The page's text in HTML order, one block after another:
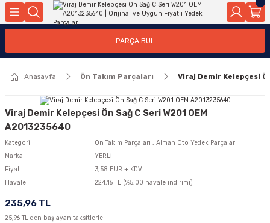
Geri Dön
Geri Dön
Geri Dön
Yakıt Pompası, Yakıt Hatları
Motor Elektrik
Ateşleme Buji Bobin Buji Kablosu
Geri Dön
Geri Dön
Geri Dön
Kollar
Geri Dön
Geri Dön
Ön Arka
Geri Dön
PARÇA BUL
Anasayfa Ön Takım Parçaları Viraj Demir Kelepçesi
Viraj Demir Kelepçesi Ön Sağ C Seri W201 OEM
A2013235640
Kategori Ön Takım Parçaları , Alman Oto Yedek Parçaları
Marka
YERLİ
Fiyat
3,58 EUR + KDV
Havale
224,16 TL (%5,00 havale indirimi)
235,96 TL
25,96 TL den başlayan taksitlerle!